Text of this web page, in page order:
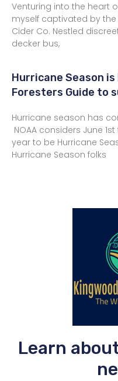
Venturing into the heart
myself captivated by
Cider Co. Nestled
decker bus,
Hurricane Season is
Foresters Guide to
Hurricane season has
NOAA considers June
year to be Hurricane
Hurricane Season folks
Learn